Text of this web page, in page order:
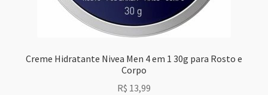
Creme Hidratante Nivea Men 4 em 1 30g para Rosto e
Corpo
R$ 13,99